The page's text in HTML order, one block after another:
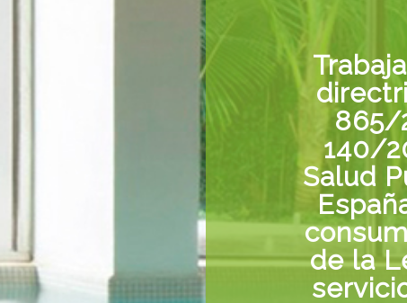
865/
140/
Salud
de la